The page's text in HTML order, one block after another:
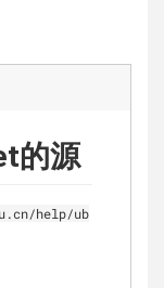
的源
help/ub